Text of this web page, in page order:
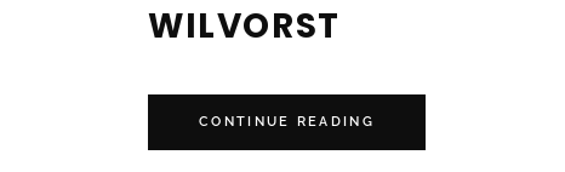
WILVORST
CONTINUE READING